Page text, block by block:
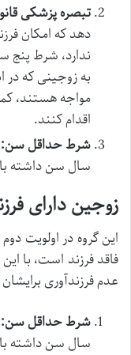
تبصره پزشکی
دهد که امکان
ندارد، شرط پنج
به زوجینی که در
مواجه هستند،
اقدام کنند.
شرط حداقل سن:
سال سن داشته
زوجین دارای
این گروه در اولویت
فاقد فرزند است، با
عدم فرزندآوری
شرط حداقل سن:
سال سن داشته